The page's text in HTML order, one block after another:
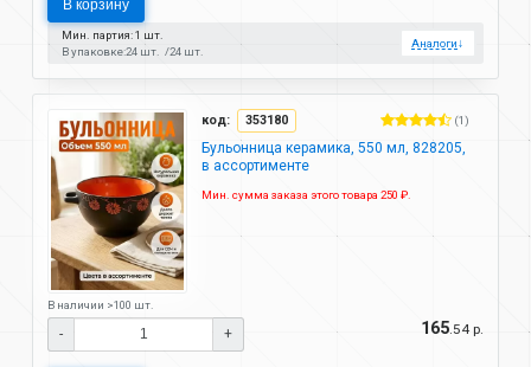
В корзину
Мин. партия: 1 шт.
В упаковке:24 шт. 24 шт.
Аналоги↓
код: 353180 (1)
Бульонница керамика, 550 мл, 828205,
в ассортименте
Мин. сумма заказа этого товара 250 ₽.
В наличии >100 шт.
- + 165.54 р.